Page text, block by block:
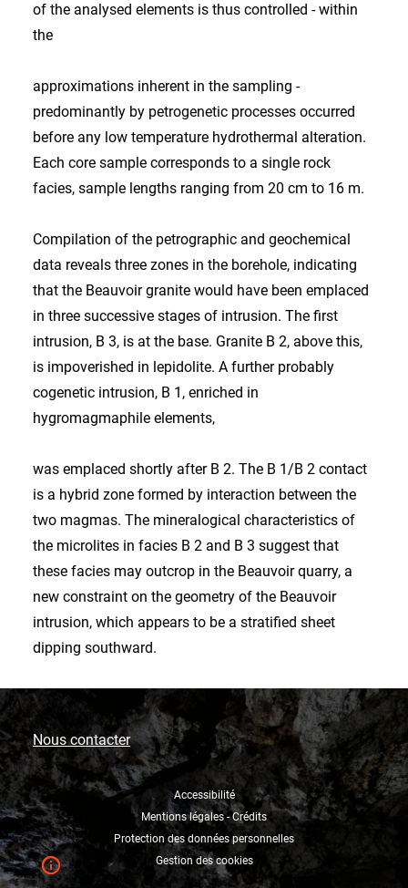
of the analysed elements is thus controlled - within
the
approximations inherent in the sampling -
predominantly by petrogenetic processes occurred
before any low temperature hydrothermal alteration.
Each core sample corresponds to a single rock
facies, sample lengths ranging from 20 cm to 16 m.
Compilation of the petrographic and geochemical
data reveals three zones in the borehole, indicating
that the Beauvoir granite would have been emplaced
in three successive stages of intrusion. The first
intrusion, B 3, is at the base. Granite B 2, above this,
is impoverished in lepidolite. A further probably
cogenetic intrusion, B 1, enriched in
hygromagmaphile elements,
was emplaced shortly after B 2. The B 1/B 2 contact
is a hybrid zone formed by interaction between the
two magmas. The mineralogical characteristics of
the microlites in facies B 2 and B 3 suggest that
these facies may outcrop in the Beauvoir quarry, a
new constraint on the geometry of the Beauvoir
intrusion, which appears to be a stratified sheet
dipping southward.
Nous contacter
Accessibilité
Mentions légales - Crédits
Protection des données personnelles
Gestion des cookies